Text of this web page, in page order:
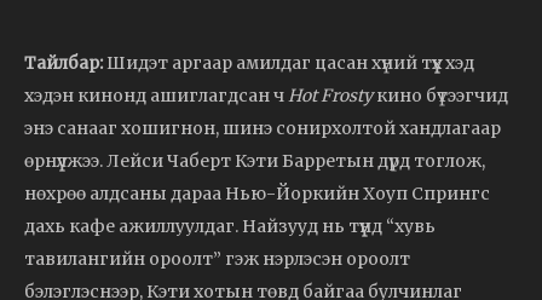
Тайлбар:Шидэт аргаар амилдаг цасан хүний түүх хэд
хэдэн кинонд ашиглагдсан чHot Frostyкино бүтээгчид
энэ санааг хошигнон, шинэ сонирхолтой хандлагаар
өрнүүлжээ. Лейси Чаберт Кэти Барретын дүрд тоглож,
нөхрөө алдсаны дараа Нью-Йоркийн Хоуп Спрингс
дахь кафе ажиллуулдаг. Найзууд нь түүнд “хувь
тавилангийн ороолт” гэж нэрлэсэн ороолт
бэлэглэснээр, Кэти хотын төвд байгаа булчинлаг